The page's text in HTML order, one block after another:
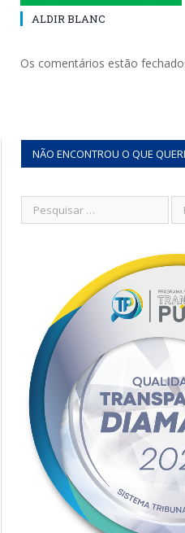
ALDIR BLANC
Os comentários estão
NÃO ENCONTROU O QUE